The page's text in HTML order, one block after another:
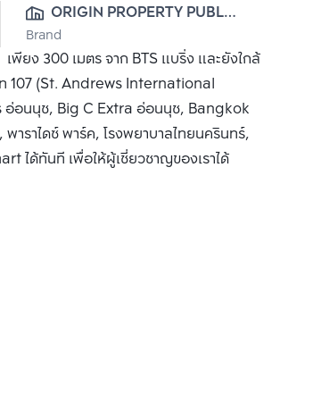
ORIGIN PROPERTY PUBLIC
CO., LTD.
Brand
ยง 300 เมตร จาก BTS แบริ่ง และยังใกล้
107 (St. Andrews International
อ่อนนุช, Big C Extra อ่อนนุช, Bangkok
าราไดซ์ พาร์ค, โรงพยาบาลไทยนครินทร์,
ได้ทันที เพื่อให้ผู้เชี่ยวชาญของเราได้